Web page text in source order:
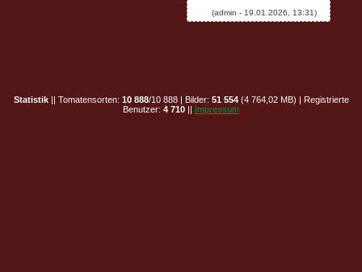
Statistik|| Tomatensorten: 10 888/10 888 | Bilder: 51 554(4 764,02 MB) | Registrierte
Benutzer: 4 710 || Impressum